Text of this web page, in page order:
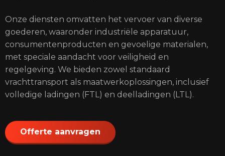
Onze diensten omvatten het vervoer van diverse
goederen, waaronder industriële apparatuur,
consumentenproducten en gevoelige materialen,
met speciale aandacht voor veiligheid en
regelgeving. We bieden zowel standaard
vrachttransport als maatwerkoplossingen, inclusief
volledige ladingen (FTL) en deelladingen (LTL).
Offerte aanvragen